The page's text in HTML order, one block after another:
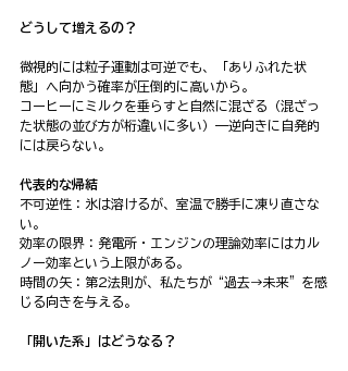
どうして増えるの？
微視的には粒子運動は可逆でも、「ありふれた状
態」へ向かう確率が圧倒的に高いから。
コーヒーにミルクを垂らすと自然に混ざる（混ざっ
た状態の並び方が桁違いに多い）—逆向きに自発的
には戻らない。
代表的な帰結
不可逆性：氷は溶けるが、室温で勝手に凍り直さな
い。
効率の限界：発電所・エンジンの理論効率にはカル
ノー効率という上限がある。
時間の矢：第2法則が、私たちが“過去→未来”を感
じる向きを与える。
「開いた系」はどうなる？